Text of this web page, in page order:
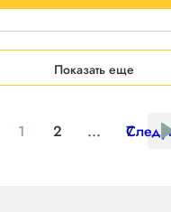
Показать еще
1 2 ... 7